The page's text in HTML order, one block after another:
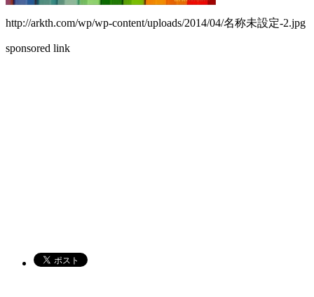
http://arkth.com/wp/wp-content/uploads/2014/04/名称未設定-2.jpg
sponsored link